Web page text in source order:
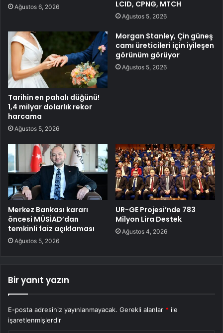
Ağustos 6, 2026
LCID, CPNG, MTCH
Ağustos 5, 2026
Tarihin en pahalı düğünü!
1,4 milyar dolarlık rekor
harcama
Ağustos 5, 2026
Morgan Stanley, Çin güneş
camı üreticileri için iyileşen
görünüm görüyor
Ağustos 5, 2026
Merkez Bankası kararı
öncesi MÜSİAD’dan
temkinli faiz açıklaması
Ağustos 5, 2026
UR-GE Projesi’nde 783
Milyon Lira Destek
Ağustos 4, 2026
Bir yanıt yazın
E-posta adresiniz yayınlanmayacak. Gerekli alanlar * ile
işaretlenmişlerdir